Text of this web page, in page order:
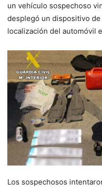
un vehículo sospechoso
desplegó un dispositivo
localización del automóvil
Los sospechosos